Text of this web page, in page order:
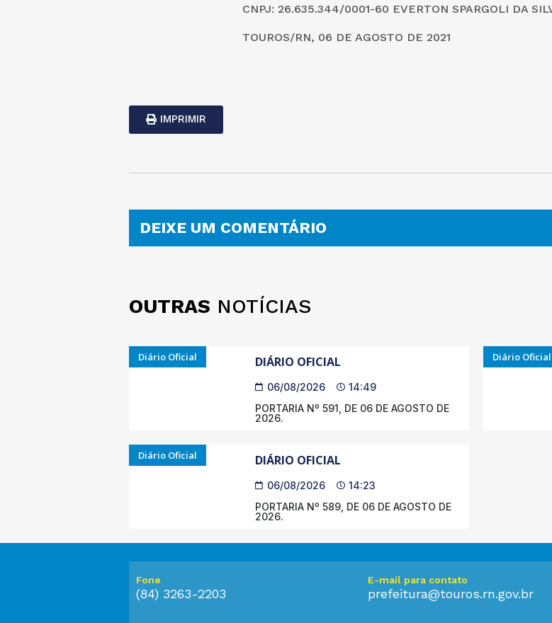
CNPJ: 26.635.344/0001-60 EVERTON SPARGOLI DA
TOUROS/RN, 06 DE AGOSTO DE 2021
IMPRIMIR
DEIXE UM COMENTÁRIO
OUTRAS NOTÍCIAS
Diário Oficial DIÁRIO OFICIAL
06/08/2026
14:49
PORTARIA Nº 591, DE 06 DE AGOSTO DE
2026.
Diário Oficial
Diário Oficial DIÁRIO OFICIAL
06/08/2026
14:23
PORTARIA Nº 589, DE 06 DE AGOSTO DE
2026.
Fone
(84) 3263-2203
E-mail para contato
prefeitura@touros.rn.gov.br